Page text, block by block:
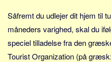
Såfremt du udlejer dit hjem til
måneders varighed, skal du
speciel tilladelse fra den
Tourist Organization (på